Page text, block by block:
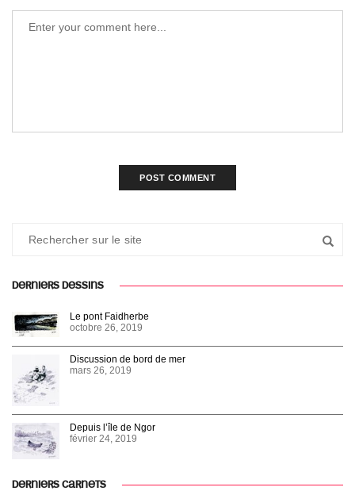
DERNIERS DESSINS
Le pont Faidherbe
octobre 26, 2019
Discussion de bord de mer
mars 26, 2019
Depuis l’île de Ngor
février 24, 2019
DERNIERS CARNETS